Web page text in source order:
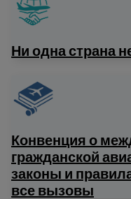
Ни одна страна
Конвенция о
гражданской
законы и
все вызовы